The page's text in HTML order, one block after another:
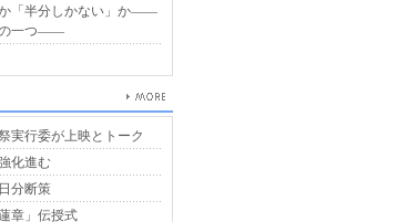
か「半分しかない」か――
の一つ――
実行委が上映とトーク
化進む
分断策
章」伝授式